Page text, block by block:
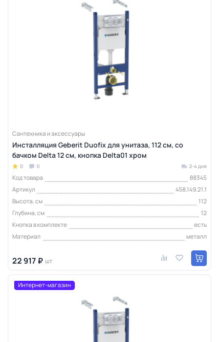
Сантехника и аксессуары
Инсталляция Geberit Duofix для унитаза, 112 см, со
бачком Delta 12 см, кнопка Delta01 хром
0 0 2-4 дня
Код товара
88345
Артикул
458.149.21.1
Высота, см
112
Глубина, см
12
Кнопка в комплекте
есть
Материал
металл
22 917 ₽ шт
Интернет-магазин